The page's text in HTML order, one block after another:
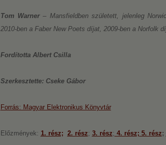
Tom Warner– Mansfieldben született, jelenleg
2010-ben a Faber New Poets díjat, 2009-ben a Norfolk
Fordította Albert Csilla
Szerkesztette: Cseke Gábor
Forrás: Magyar Elektronikus Könyvtár
Előzmények: 1. rész; 2. rész; 3. rész; 4. rész; 5. rész;